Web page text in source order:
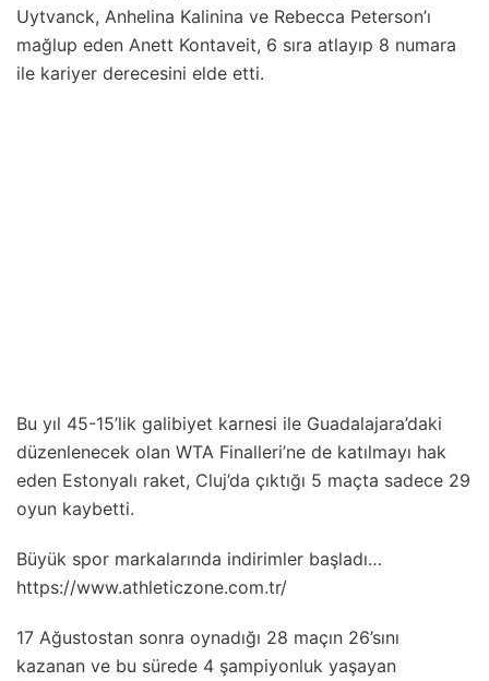
Uytvanck, Anhelina Kalinina ve Rebecca Peterson’ı
mağlup eden Anett Kontaveit, 6 sıra atlayıp 8 numara
ile kariyer derecesini elde etti.
Bu yıl 45-15’lik galibiyet karnesi ile Guadalajara’daki
düzenlenecek olan WTA Finalleri’ne de katılmayı hak
eden Estonyalı raket, Cluj’da çıktığı 5 maçta sadece 29
oyun kaybetti.
Büyük spor markalarında indirimler başladı…
https://www.athleticzone.com.tr/
17 Ağustostan sonra oynadığı 28 maçın 26’sını
kazanan ve bu sürede 4 şampiyonluk yaşayan